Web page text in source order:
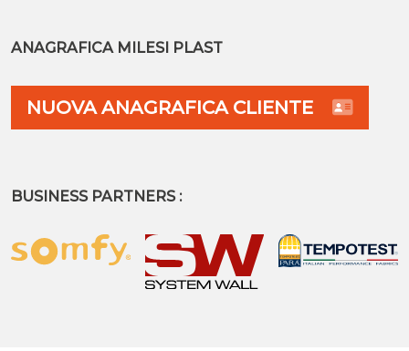
ANAGRAFICA MILESI PLAST
NUOVA ANAGRAFICA CLIENTE
BUSINESS PARTNERS :